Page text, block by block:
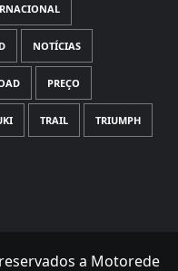
NOTÍCIAS
PREÇO
TRAIL TRIUMPH
a Motorede